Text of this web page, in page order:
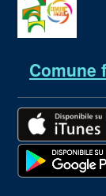
Comune